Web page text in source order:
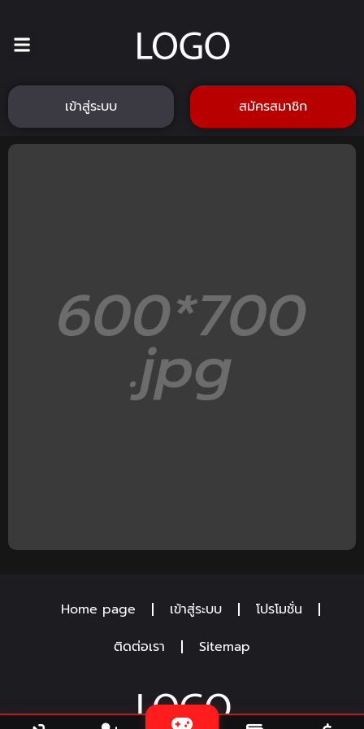
เข้าสู่ระบบ สมัครสมาชิก
Home page เข้าสู่ระบบ
โปรโมชั่น
ติดต่อเรา
Sitemap